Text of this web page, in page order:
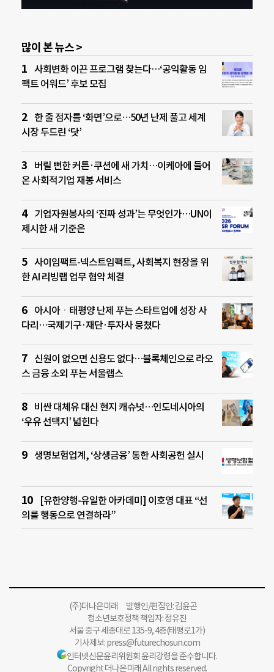
많이 본 뉴스 >
사회변화 이끈 프로그램 찾는다…‘공익활동 임
팩트 어워드’ 후보 모집
한 줄 점자를 ‘화면’으로…50년 난제 풀고 세계
시장 두드린 ‘닷’
버릴 뻔한 커튼·쿠션에 새 가치…이케아에 들어
온 사회적기업 재봉 서비스
기업자원봉사의 ‘진짜 성과’는 무엇인가…UN이
제시한 새 기준은
사이임팩트-넥스트임팩트, 사회복지 현장을 위
한 AI 리빙랩 업무 협약 체결
아시아ㆍ태평양 난제 푸는 스타트업에 성장 사
다리…국제기구·재단·투자사 뭉쳤다
신원이 없으면 신용도 없다…블록체인으로 라오
스 금융 소외 푸는 서울랩스
비싼 대체유 대신 현지 캐슈넛…인도네시아의
‘우유 선택지’ 넓힌다
생명보험업계, ‘상생금융’ 통한 사회공헌 실시
[유한양행-유일한 아카데미] 이호영 대표 “선
의를 행동으로 연결하라”
(주)더나은미래 발행인/편집인: 김윤곤
청소년보호정책 책임자: 정유진
서울 중구 세종대로 135-9, 4층(태평로1가)
기사제보:press@futurechosun.com
인터넷신문윤리위원회 윤리강령을 준수합니다.
Copyright 더나은미래 All rights reserved.